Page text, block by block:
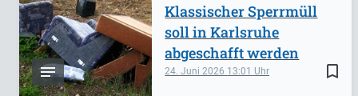
bookmark_border
24. Juni 2026 13:01
Klassischer Sperrmüll
soll in Karlsruhe
abgeschafft werden